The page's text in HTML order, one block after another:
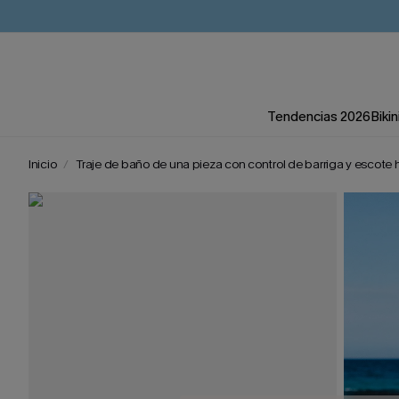
Tendencias 2026
Inicio Traje de baño de una pieza con control de barriga y escote